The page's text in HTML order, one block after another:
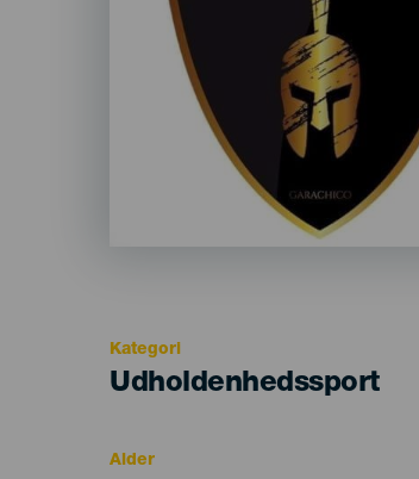
Kategori
Categoría
Udholdenhedssport
Alder